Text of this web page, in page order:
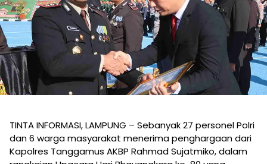
TINTA INFORMASI, LAMPUNG – Sebanyak 27 personel Polri
dan 6 warga masyarakat menerima penghargaan dari
Kapolres Tanggamus AKBP Rahmad Sujatmiko, dalam